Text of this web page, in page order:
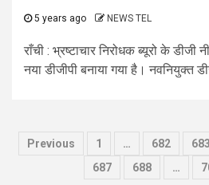
5 years ago NEWS TEL
राँची : भ्रष्टाचार निरोधक ब्यूरो के डीजी
नया डीजीपी बनाया गया है। नवनियुक्त
Posts
navigation
Previous 1 … 682 683
687
688 …